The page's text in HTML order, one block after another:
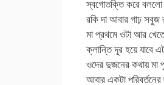
স্বগোতক্তি করে
রকি দা আবার গাঢ় সবুজ
মা প্রথমে ওটা আর
ক্লান্তি দূর হয়ে যাবে
ওদের দুজনের কথায় মা
আবার একটা